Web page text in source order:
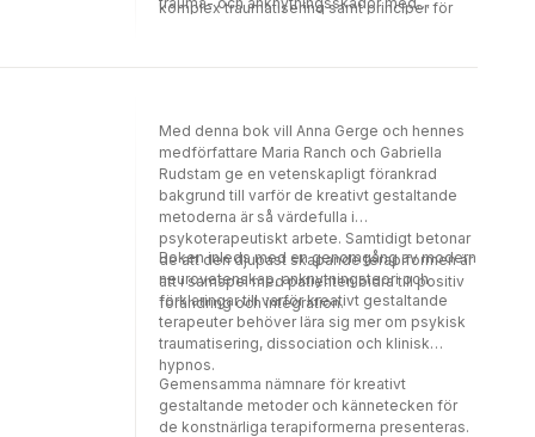
komplex traumatisering samt principer för
och därefter kan flätas samman med
förspråklig nivå i behandlingsarbetet
betonas. Exempel ges med utvidgade
EMDR-protokoll, klinisk hypnos och
relationellt psykodynamiskt
behandlingsarbete.
Med denna bok vill Anna Gerge och hennes
medförfattare Maria Ranch och Gabriella
Rudstam ge en vetenskapligt förankrad
bakgrund till varför de kreativt gestaltande
metoderna är så värdefulla i
psykoterapeutiskt arbete. Samtidigt betonar
de att den djupast skapande terapiformen är
att i samspel med patienten bidra till positiv
förändring och integration.
Boken inleds med en genomgång av modern
neurovetenskap, anknytningsteori och
förklaringar till varför kreativt gestaltande
terapeuter behöver lära sig mer om psykisk
traumatisering, dissociation och klinisk
hypnos.
Gemensamma nämnare för kreativt
gestaltande metoder och kännetecken för
de konstnärliga terapiformerna presenteras.